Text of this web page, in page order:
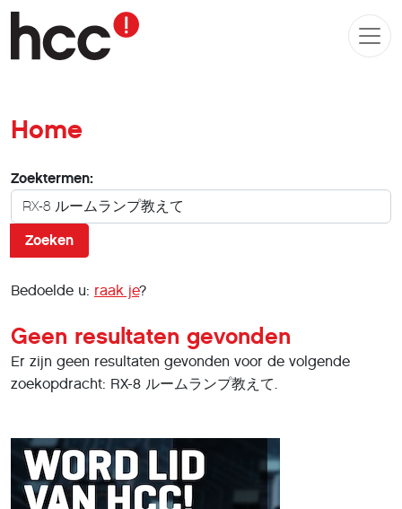
Home
Zoekformulier
Zoektermen:
Zoeken
Bedoelde u: raak je?
Geen resultaten gevonden
Er zijn geen resultaten gevonden voor de volgende
zoekopdracht: RX-8 ルームランプ教えて.